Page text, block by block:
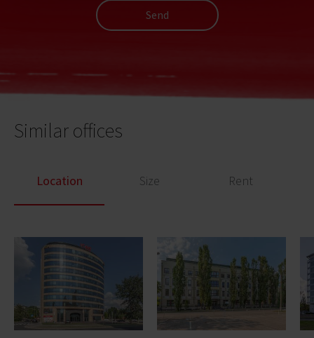
Send
Similar offices
Location Size Rent